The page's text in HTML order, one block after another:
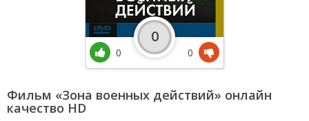
Фильм «Зона военных действий» онлайн
качество HD
0
0
0